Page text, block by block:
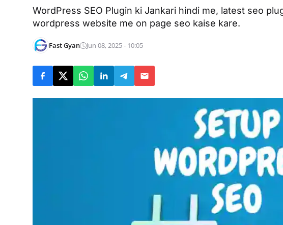
WordPress SEO Plugin ki Jankari hindi me, latest seo
wordpress website me on page seo kaise kare.
Fast Gyan Jun 08, 2025 - 10:05